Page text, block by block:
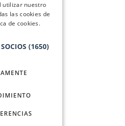
utilizar nuestro
las cookies de
de cookies.
(1650)